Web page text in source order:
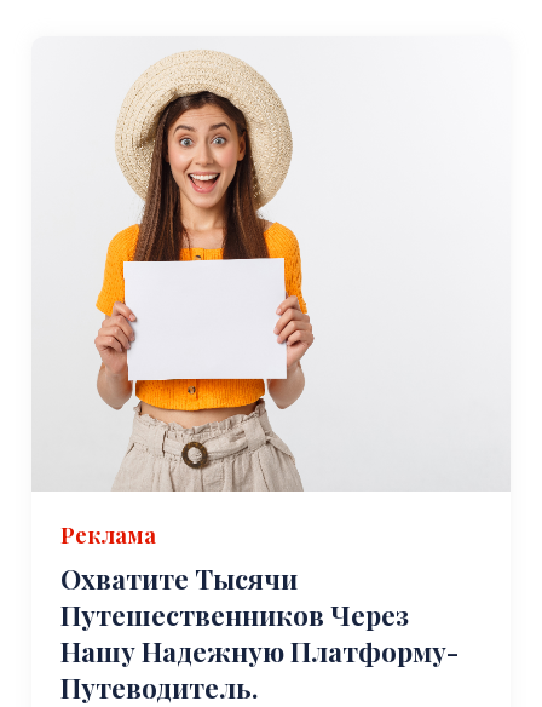
Реклама
Охватите Тысячи
Путешественников Через
Нашу Надежную Платформу-
Путеводитель.